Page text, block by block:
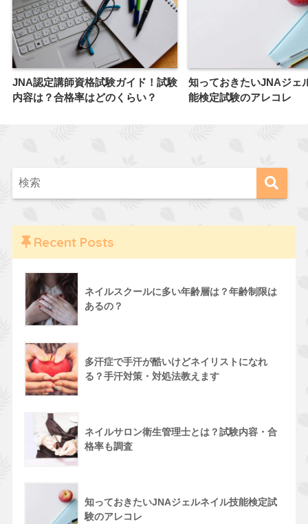
JNA認定講師資格試験ガイド！試験
内容は？合格率はどのくらい？
知っておきたいJNAジェ
能検定試験のアレコレ
Recent Posts
ネイルスクールに多い年齢層は？年齢制限は
あるの？
多汗症で手汗が酷いけどネイリストになれ
る？手汗対策・対処法教えます
ネイルサロン衛生管理士とは？試験内容・合
格率も調査
知っておきたいJNAジェルネイル技能検定試
験のアレコレ